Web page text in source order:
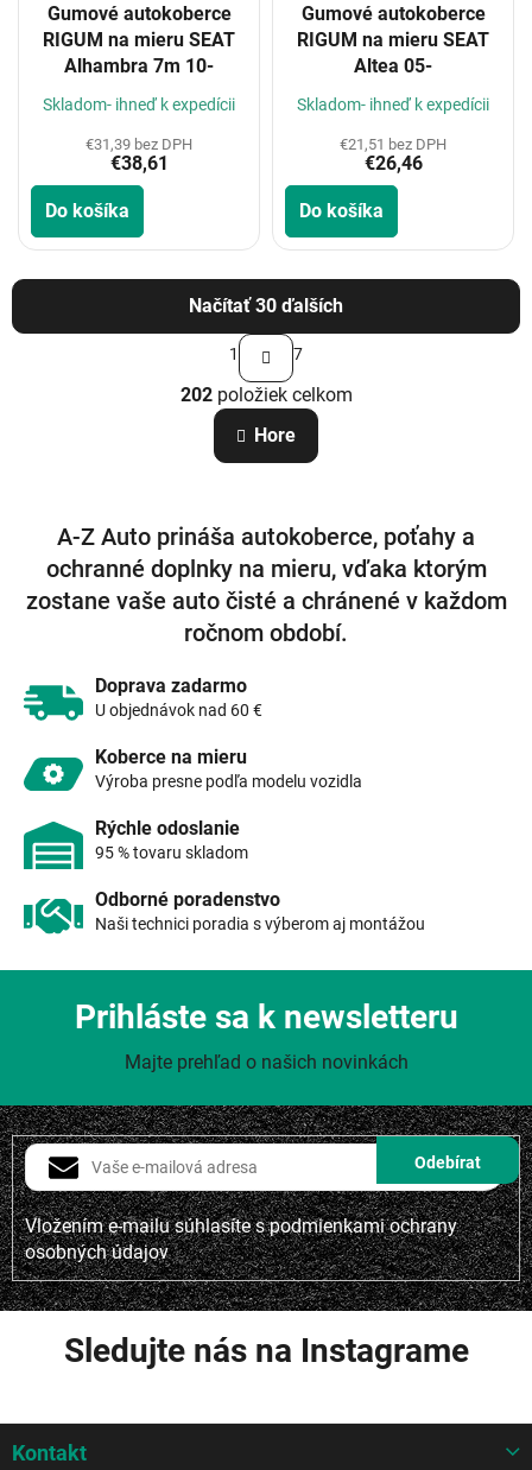
Gumové autokoberce
RIGUM na mieru SEAT
Alhambra 7m 10-
Skladom- ihneď k expedícii
€31,39 bez DPH
€38,61
Do košíka
Gumové autokoberce
RIGUM na mieru SEAT
Altea 05-
Skladom- ihneď k expedícii
€21,51 bez DPH
€26,46
Do košíka
O
v
l
á
d
i
e
p
r
v
s
Načítať 30 ďalších
S
t
r
á
n
k
o
n
i
e
1 7
202položiek celkom
Hore
A-Z Auto prináša autokoberce, poťahy a
ochranné doplnky na mieru, vďaka ktorým
zostane vaše auto čisté a chránené v každom
ročnom období.
Doprava zadarmo
U objednávok nad 60 €
Koberce na mieru
Výroba presne podľa modelu vozidla
Rýchle odoslanie
95 % tovaru skladom
Odborné poradenstvo
Naši technici poradia s výberom aj montážou
Vložením e-mailu súhlasíte spodmienkami ochrany
osobných údajov
Prihláste sa k newsletteru
Majte prehľad o našich novinkách
Sledujte nás na Instagrame
Kontakt